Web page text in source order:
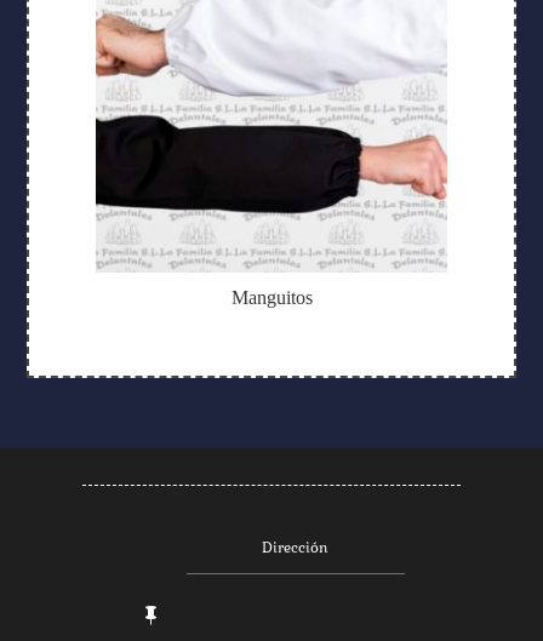
Manguitos
Dirección
